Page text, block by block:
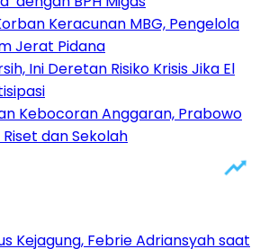
Keracunan MBG, Pengelola
Jerat Pidana
Ini Deretan Risiko Krisis Jika El
Kebocoran Anggaran, Prabowo
dan Sekolah